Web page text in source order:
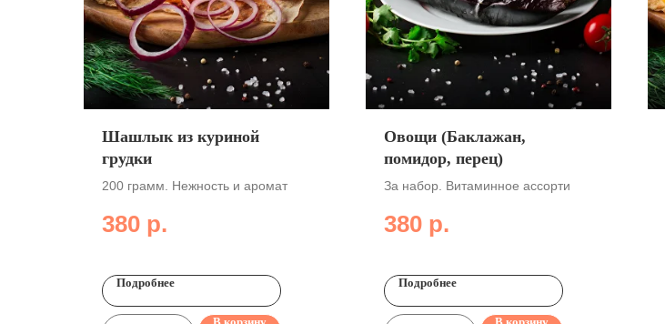
Шашлык из куриной
грудки
200 грамм. Нежность и аромат
380 р.
Подробнее
Овощи (Баклажан,
помидор, перец)
За набор. Витаминное ассорти
380 р.
Подробнее